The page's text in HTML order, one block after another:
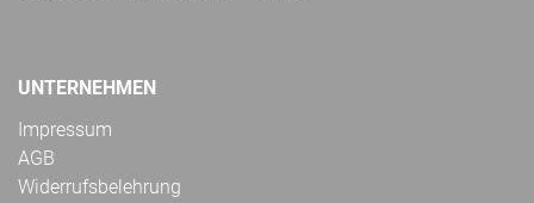
UNTERNEHMEN
Impressum
AGB
Widerrufsbelehrung